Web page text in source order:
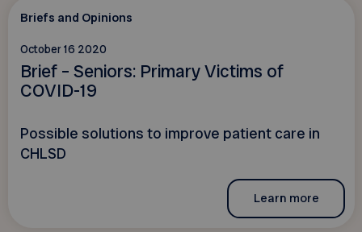
Briefs and Opinions
October 16 2020
Brief – Seniors: Primary Victims of
COVID-19
Possible solutions to improve patient care in
CHLSD
Learn more